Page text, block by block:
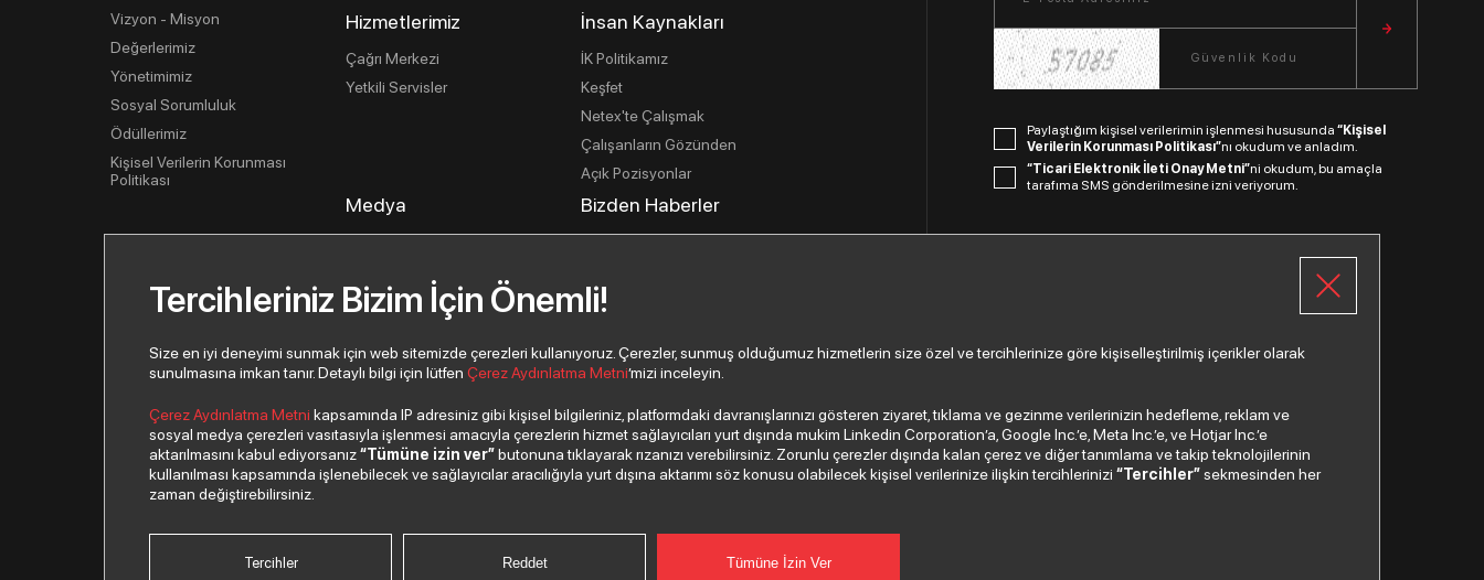
Vizyon - Misyon
Değerlerimiz
Yönetimimiz
Sosyal Sorumluluk
Ödüllerimiz
Kişisel Verilerin Korunması
Politikası
Hizmetlerimiz
Çağrı Merkezi
Yetkili Servisler
İnsan Kaynakları
İK Politikamız
Keşfet
Netex'te Çalışmak
Çalışanların Gözünden
Açık Pozisyonlar
Medya
Basın Bültenleri
Bizden Haberler
İletişim Formu
© 2026 Copyright Netex A.Ş. Tüm hakları saklıdır.
Paylaştığım kişisel verilerimin işlenmesi hususunda “Kişisel
Verilerin Korunması Politikası”nı okudum ve anladım.
“Ticari Elektronik İleti Onay Metni”ni okudum, bu amaçla
tarafıma SMS gönderilmesine izni veriyorum.
Çağrı Merkezi
0850200 2 888
Tercihleriniz Bizim İçin Önemli!
Size en iyi deneyimi sunmak için web sitemizde çerezleri kullanıyoruz. Çerezler, sunmuş olduğumuz hizmetlerin size özel ve tercihlerinize göre kişiselleştirilmiş içerikler olarak
sunulmasına imkan tanır. Detaylı bilgi için lütfenÇerez Aydınlatma Metni’mizi inceleyin.
Çerez Aydınlatma Metni kapsamında IP adresiniz gibi kişisel bilgileriniz, platformdaki davranışlarınızı gösteren ziyaret, tıklama ve gezinme verilerinizin hedefleme, reklam ve
sosyal medya çerezleri vasıtasıyla işlenmesi amacıyla çerezlerin hizmet sağlayıcıları yurt dışında mukim Linkedin Corporation’a, Google Inc.’e, Meta Inc.’e, ve Hotjar Inc.’e
aktarılmasını kabul ediyorsanız“Tümüne izin ver”butonuna tıklayarak rızanızı verebilirsiniz. Zorunlu çerezler dışında kalan çerez ve diğer tanımlama ve takip teknolojilerinin
kullanılması kapsamında işlenebilecek ve sağlayıcılar aracılığıyla yurt dışına aktarımı söz konusu olabilecek kişisel verilerinize ilişkin tercihlerinizi“Tercihler”sekmesinden her
zaman değiştirebilirsiniz.
Tercihler Reddet Tümüne İzin Ver